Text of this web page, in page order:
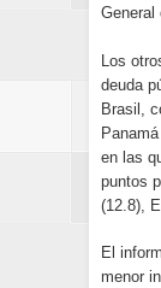
General
Los
deuda
Brasil,
en las
puntos
(12.8),
El
menor